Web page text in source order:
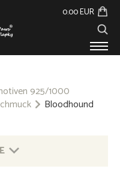
0.00 EUR
VERANSTALTUNGEN
925/1000
Bloodhound